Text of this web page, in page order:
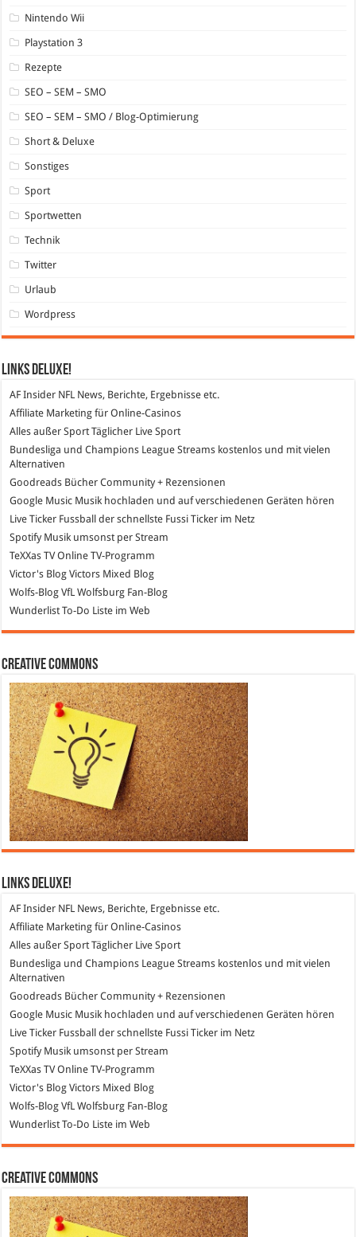
Nintendo Wii
Playstation 3
Rezepte
SEO – SEM – SMO
SEO – SEM – SMO / Blog-Optimierung
Short & Deluxe
Sonstiges
Sport
Sportwetten
Technik
Twitter
Urlaub
Wordpress
Links DeLuXe!
AF Insider NFL News, Berichte, Ergebnisse etc.
Affiliate Marketing für Online-Casinos
Alles außer Sport Täglicher Live Sport
Bundesliga und Champions League Streams kostenlos und mit vielen
Alternativen
Goodreads Bücher Community + Rezensionen
Google Music Musik hochladen und auf verschiedenen Geräten hören
Live Ticker Fussball der schnellste Fussi Ticker im Netz
SpotifyMusik umsonst per Stream
TeXXas TVOnline TV-Programm
Victor's Blog Victors Mixed Blog
Wolfs-Blog VfL Wolfsburg Fan-Blog
Wunderlist To-Do Liste im Web
Creative Commons
Links DeLuXe!
AF Insider NFL News, Berichte, Ergebnisse etc.
Affiliate Marketing für Online-Casinos
Alles außer SportTäglicher Live Sport
Bundesliga und Champions League Streams kostenlos und mit vielen
Alternativen
Goodreads Bücher Community + Rezensionen
Google Music Musik hochladen und auf verschiedenen Geräten hören
Live Ticker Fussball
der schnellste Fussi Ticker im Netz
SpotifyMusik umsonst per Stream
TeXXas TVOnline TV-Programm
Victor's Blog Victors Mixed Blog
Wolfs-Blog VfL Wolfsburg Fan-Blog
WunderlistTo-Do Liste im Web
Creative Commons